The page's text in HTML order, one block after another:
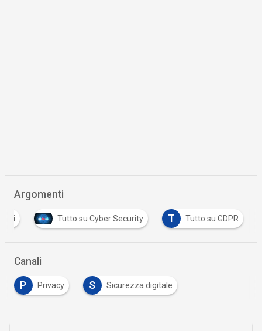
Argomenti
Tutto su Cyber Security T Tutto su GDPR
Canali
P Privacy S Sicurezza digitale